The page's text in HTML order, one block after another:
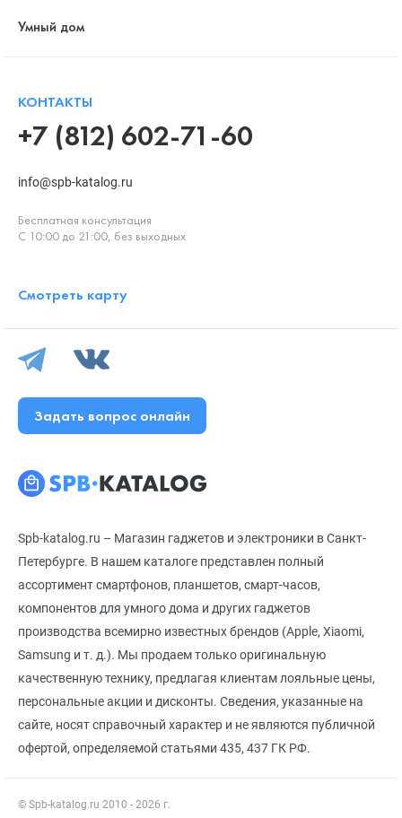
Spb-katalog.ru – Магазин гаджетов и электроники в Санкт-
Петербурге. В нашем каталоге представлен полный
ассортимент смартфонов, планшетов, смарт-часов,
компонентов для умного дома и других гаджетов
производства всемирно известных брендов (Apple, Xiaomi,
Samsung и т. д.). Мы продаем только оригинальную
качественную технику, предлагая клиентам лояльные цены,
персональные акции и дисконты. Сведения, указанные на
сайте, носят справочный характер и не являются публичной
офертой, определяемой статьями 435, 437 ГК РФ.
© Spb-katalog.ru 2010 - 2026 г.
Умный дом
КОНТАКТЫ
+7 (812) 602-71-60
info@spb-katalog.ru
Бесплатная консультация
С 10:00 до 21:00, без выходных
Смотреть карту
Задать вопрос онлайн